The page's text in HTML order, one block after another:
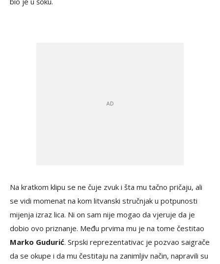
Na kratkom klipu se ne čuje zvuk i šta mu tačno pričaju, ali
se vidi momenat na kom litvanski stručnjak u potpunosti
mijenja izraz lica. Ni on sam nije mogao da vjeruje da je
dobio ovo priznanje. Među prvima mu je na tome čestitao
Marko Gudurić. Srpski reprezentativac je pozvao saigrače
da se okupe i da mu čestitaju na zanimljiv način, napravili su